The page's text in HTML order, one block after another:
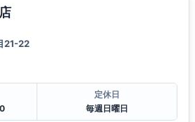
21-22
定休日
毎週日曜日